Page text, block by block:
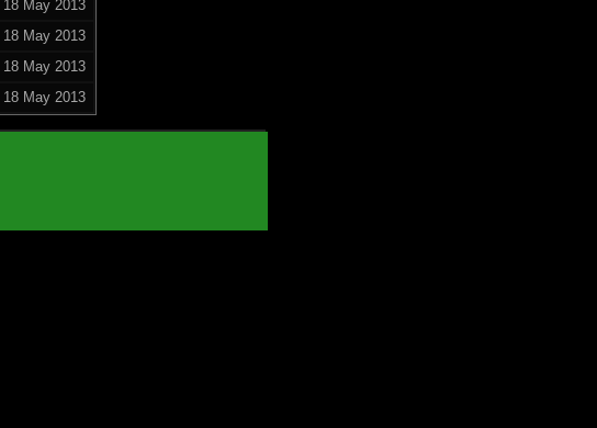
18 May 2013
18 May 2013
18 May 2013
18 May 2013